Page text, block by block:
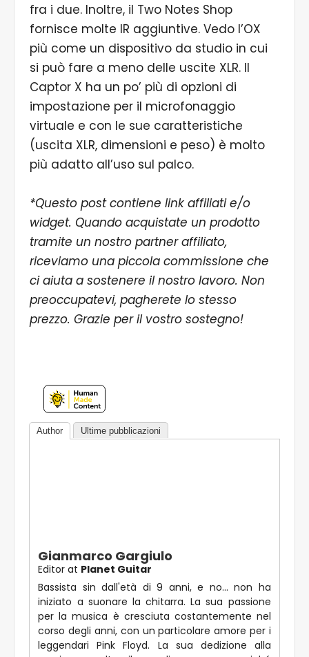
fra i due. Inoltre, il Two Notes Shop
fornisce molte IR aggiuntive. Vedo l’OX
più come un dispositivo da studio in cui
si può fare a meno delle uscite XLR. Il
Captor X ha un po’ più di opzioni di
impostazione per il microfonaggio
virtuale e con le sue caratteristiche
(uscita XLR, dimensioni e peso) è molto
più adatto all’uso sul palco.
*Questo post contiene link affiliati e/o
widget. Quando acquistate un prodotto
tramite un nostro partner affiliato,
riceviamo una piccola commissione che
ci aiuta a sostenere il nostro lavoro. Non
preoccupatevi, pagherete lo stesso
prezzo. Grazie per il vostro sostegno!
Author Ultime pubblicazioni
Gianmarco Gargiulo
Editor at Planet Guitar
Bassista sin dall'età di 9 anni, e no... non ha
iniziato a suonare la chitarra. La sua passione
per la musica è cresciuta costantemente nel
corso degli anni, con un particolare amore per i
leggendari Pink Floyd. La sua dedizione alla